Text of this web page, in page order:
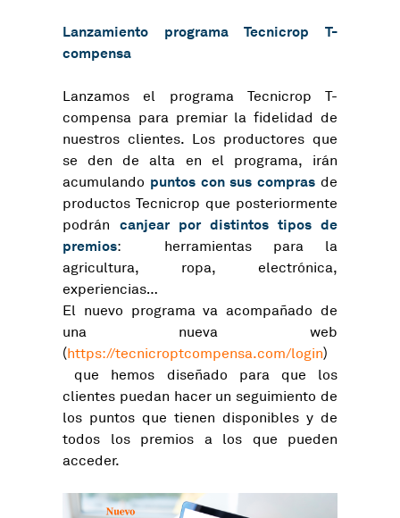
Lanzamiento programa Tecnicrop T-
compensa
Lanzamos el programa Tecnicrop T-
compensa para premiar la fidelidad de
nuestros clientes. Los productores que
se den de alta en el programa, irán
acumulando puntos con sus comprasde
productos Tecnicrop que posteriormente
podrán canjear por distintos tipos de
premios: herramientas para la
agricultura, ropa, electrónica,
experiencias…
El nuevo programa va acompañado de
una nueva web
(https://tecnicroptcompensa.com/login)
que hemos diseñado para que los
clientes puedan hacer un seguimiento de
los puntos que tienen disponibles y de
todos los premios a los que pueden
acceder.